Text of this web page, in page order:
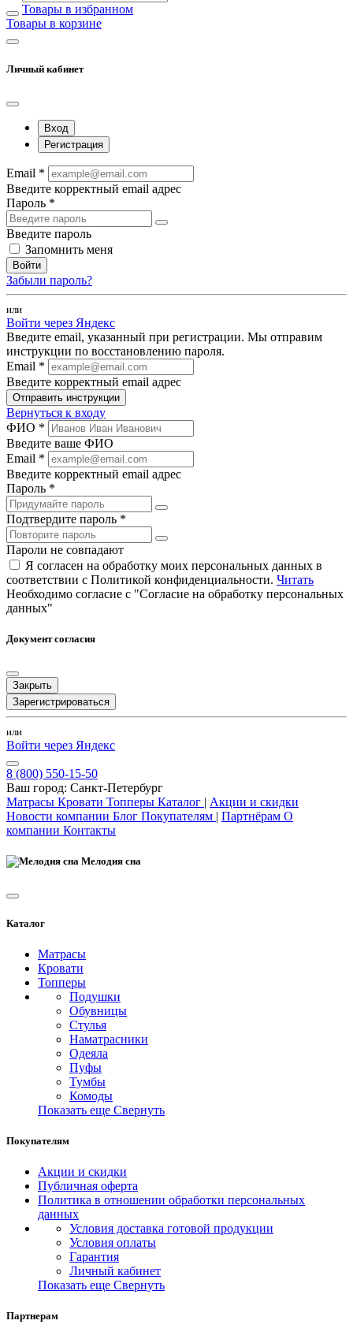
Товары в избранном
Товары в корзине
Личный кабинет
Вход
Регистрация
Email *
Введите корректный email адрес
Пароль *
Введите пароль
Запомнить меня
Войти
Забыли пароль?
или
Войти через Яндекс
Введите email, указанный при регистрации. Мы отправим
инструкции по восстановлению пароля.
Email *
Введите корректный email адрес
Отправить инструкции
Вернуться к входу
ФИО *
Введите ваше ФИО
Email *
Введите корректный email адрес
Пароль *
Подтвердите пароль *
Пароли не совпадают
Я согласен на обработку моих персональных данных в
соответствии с Политикой конфиденциальности. Читать
Необходимо согласие с "Согласие на обработку персональных
данных"
Документ согласия
Закрыть
Зарегистрироваться
или
Войти через Яндекс
8 (800) 550-15-50
Ваш город: Санкт-Петербург
Матрасы Кровати Топперы Каталог | Акции и скидки
Новости компании Блог Покупателям | Партнёрам О
компании Контакты
Мелодия сна
Каталог
Матрасы
Кровати
Топперы
Подушки
Обувницы
Стулья
Наматрасники
Одеяла
Пуфы
Тумбы
Комоды
Показать еще Свернуть
Покупателям
Акции и скидки
Публичная оферта
Политика в отношении обработки персональных
данных
Условия доставка готовой продукции
Условия оплаты
Гарантия
Личный кабинет
Показать еще Свернуть
Партнерам